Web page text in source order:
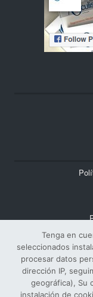
Tenga en
seleccionados
procesar datos
dirección IP,
geográfica), Su
instalación de